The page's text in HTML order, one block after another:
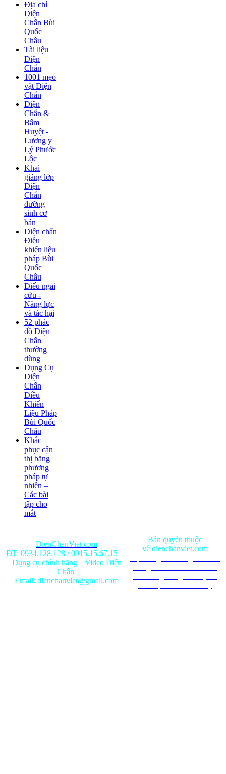
Địa chỉ
Diện
Chẩn Bùi
Quốc
Châu
Tài liệu
Diện
Chẩn
1001 mẹo
vặt Diện
Chẩn
Diện
Chẩn &
Bấm
Huyệt -
Lương y
Lý Phước
Lộc
Khai
giảng lớp
Diện
Chẩn
dưỡng
sinh cơ
bản
Diện chẩn
Điều
khiển liệu
pháp Bùi
Quốc
Châu
Điếu ngải
cứu -
Năng lực
và tác hại
52 phác
đồ Diện
Chẩn
thường
dùng
Dụng Cụ
Diện
Chẩn
Điều
Khiển
Liệu Pháp
Bùi Quốc
Châu
Khắc
phục cận
thị bằng
phương
pháp tự
nhiên –
Các bài
tập cho
mắt
DienChanViet.com
ĐT: 0934.128.128/0915.15.67.15
Dụng cụ chính hãng | Video Diện
Chẩn
Email: dienchanviet@gmail.com
Bản quyền thuộc
về dienchanviet.com